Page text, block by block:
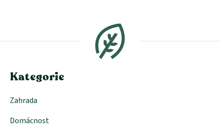
a
Kategorie
Zahrada
Domácnost